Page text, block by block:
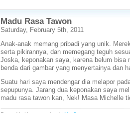
Madu Rasa Tawon
Saturday, February 5th, 2011
Anak-anak memang pribadi yang unik.
serta pikirannya, dan memegang teguh
Joska, keponakan saya, karena belum bisa
benda dari gambar yang menyertainya dan
Suatu hari saya mendengar dia melapor
sepupunya. Jarang dua keponakan saya
madu rasa tawon kan, Nek! Masa Michelle